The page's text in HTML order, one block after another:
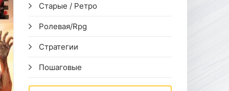
Старые / Ретро
Ролевая/Rpg
Стратегии
Пошаговые